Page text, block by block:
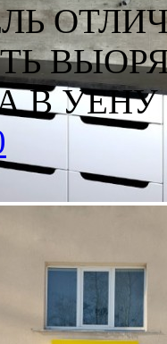
В УЕНУ